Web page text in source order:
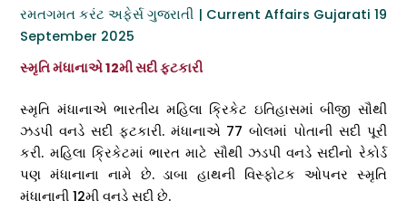
રમતગમત કરંટ અફેર્સ ગુજરાતી | Current Affairs Gujarati 19
September 2025
સ્મૃતિ મંધાનાએ 12મી સદી ફટકારી
સ્મૃતિ મંધાનાએ ભારતીય મહિલા ક્રિકેટ ઇતિહાસમાં બીજી સૌથી
ઝડપી વનડે સદી ફટકારી. મંધાનાએ 77 બોલમાં પોતાની સદી પૂરી
કરી. મહિલા ક્રિકેટમાં ભારત માટે સૌથી ઝડપી વનડે સદીનો રેકોર્ડ
પણ મંધાનાના નામે છે. ડાબા હાથની વિસ્ફોટક ઓપનર સ્મૃતિ
મંધાનાની 12મી વનડે સદી છે.